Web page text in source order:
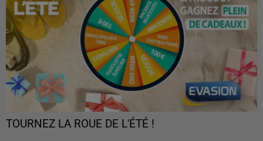
TOURNEZ LA ROUE DE L'ÉTÉ !